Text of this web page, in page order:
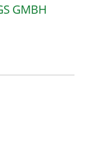
GMBH